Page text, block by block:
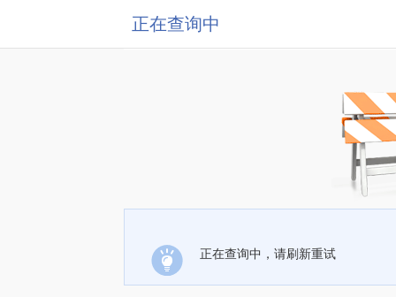
正在查询中
正在查询中，请刷新重试